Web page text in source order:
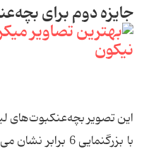
جایزه دوم برای
این تصویر بچه‌عنکبوت‌های
با بزرگنمایی 6